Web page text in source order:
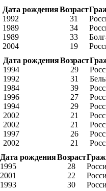
Дата рожденияВозраст
1992 31
1989 34
1989 33
2004 19
Дата рожденияВозраст
1994 29
1992 31
1984 39
1996 27
1994 29
2002 21
2002 21
1997 26
2002 21
Дата рожденияВозраст
1995 28
2001 22
1993 30